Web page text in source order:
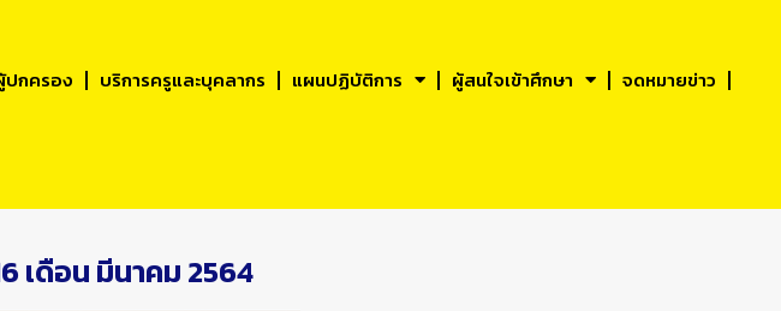
ปกครอง บริการครูและบุคลากร แผนปฏิบัติการ ผู้สนใจเข้าศึกษา
จดหมายข่าว
เดือน มีนาคม 2564